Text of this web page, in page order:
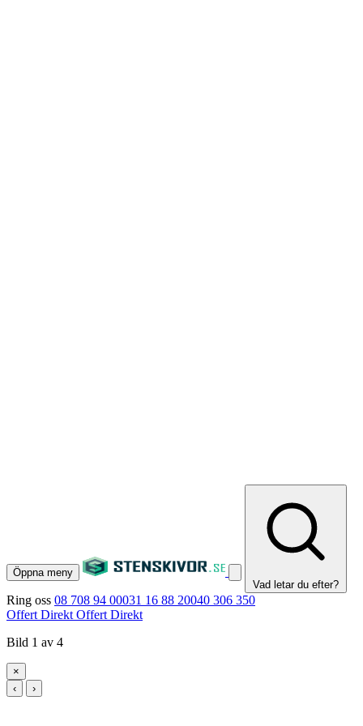
Öppna meny
Vad letar du efter?
Ring oss 08 708 94 00031 16 88 20040 306 350
Offert Direkt Offert Direkt
Bild 1 av 4
×
‹
›